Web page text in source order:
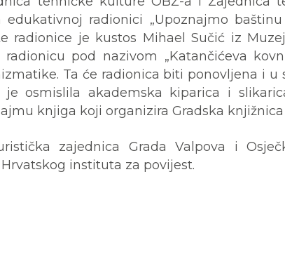
radionici „Upoznajmo
radionice je kustos Mihael Sučić iz
pod nazivom „Katančićeva
Ta će radionica biti ponovljena i u
osmislila akademska kiparica i
knjiga koji organizira Gradska knjižnica
zajednica Grada Valpova i
instituta za povijest.